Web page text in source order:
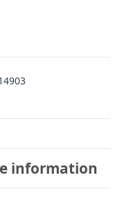
information